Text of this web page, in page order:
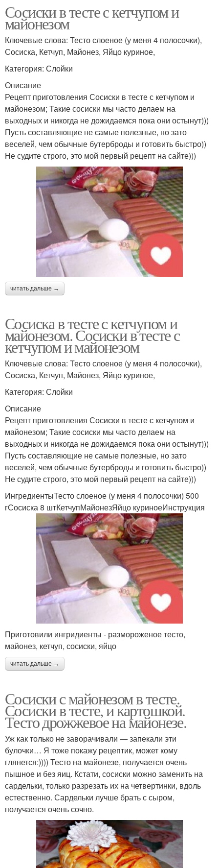
Сосиски в тесте с кетчупом и
майонезом
Ключевые слова: Тесто слоеное (у меня 4 полосочки),
Сосиска, Кетчуп, Майонез, Яйцо куриное,
Категория: Слойки
Описание
Рецепт приготовления Сосиски в тесте с кетчупом и
майонезом; Такие сосиски мы часто делаем на
выходных и никогда не дожидаемся пока они остынут)))
Пусть составляющие не самые полезные, но зато
веселей, чем обычные бутерброды и готовить быстро))
Не судите строго, это мой первый рецепт на сайте)))
читать дальше →
Сосиска в тесте с кетчупом и
майонезом. Сосиски в тесте с
кетчупом и майонезом
Ключевые слова: Тесто слоеное (у меня 4 полосочки),
Сосиска, Кетчуп, Майонез, Яйцо куриное,
Категория: Слойки
Описание
Рецепт приготовления Сосиски в тесте с кетчупом и
майонезом; Такие сосиски мы часто делаем на
выходных и никогда не дожидаемся пока они остынут)))
Пусть составляющие не самые полезные, но зато
веселей, чем обычные бутерброды и готовить быстро))
Не судите строго, это мой первый рецепт на сайте)))
ИнгредиентыТесто слоеное (у меня 4 полосочки) 500
гСосиска 8 штКетчупМайонезЯйцо куриноеИнструкция
Приготовили ингридиенты - размороженое тесто,
майонез, кетчуп, сосиски, яйцо
читать дальше →
Сосиски с майонезом в тесте.
Сосиски в тесте, и картошкой.
Тесто дрожжевое на майонезе.
Уж как только не заворачивали — запекали эти
булочки… Я тоже покажу рецептик, может кому
глянется:)))) Тесто на майонезе, получается очень
пышное и без яиц. Кстати, сосиски можно заменить на
сардельки, только разрезать их на четвертинки, вдоль
естественно. Сардельки лучше брать с сыром,
получается очень сочно.